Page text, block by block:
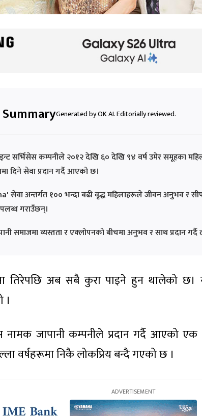
Generated by OK AI. Editorially reviewed.
सर्भिसेस कम्पनीले २०१२ देखि ६० देखि ९४ वर्ष उमेर समूहका
दिने सेवा प्रदान गर्दै आएको छ।
सेवा अन्तर्गत १०० भन्दा बढी वृद्ध महिलाहरूले जीवन अनुभव र
गराउँछन्।
समाजमा व्यस्तता र एक्लोपनको बीचमा अनुभव र साथ प्रदान गर्दै
तिरेपछि अब सबै कुरा पाइने हुन थालेको
नामक जापानी कम्पनीले प्रदान गर्दै आएको
वर्षहरूमा निकै लोकप्रिय बन्दै गएको छ ।